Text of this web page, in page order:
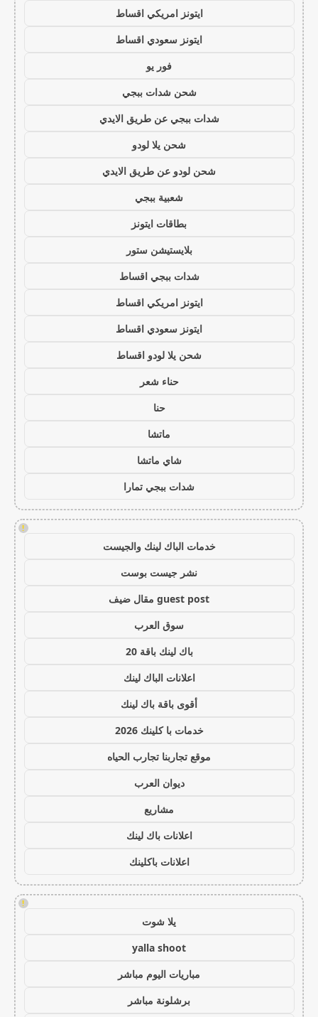
ايتونز امريكي اقساط
ايتونز سعودي اقساط
فور يو
شحن شدات ببجي
شدات ببجي عن طريق الايدي
شحن يلا لودو
شحن لودو عن طريق الايدي
شعبية ببجي
بطاقات ايتونز
بلايستيشن ستور
شدات ببجي اقساط
ايتونز امريكي اقساط
ايتونز سعودي اقساط
شحن يلا لودو اقساط
حناء شعر
حنا
ماتشا
شاي ماتشا
شدات ببجي تمارا
!
خدمات الباك لينك والجيست
نشر جيست بوست
guest post مقال ضيف
سوق العرب
باك لينك باقة 20
اعلانات الباك لينك
أقوى باقة باك لينك
خدمات با كلينك 2026
موقع تجاربنا تجارب الحياه
ديوان العرب
مشاريع
اعلانات باك لينك
اعلانات باكلينك
!
يلا شوت
yalla shoot
مباريات اليوم مباشر
برشلونة مباشر